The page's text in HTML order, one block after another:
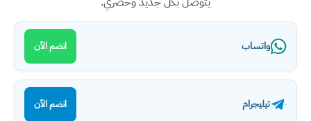
واتساب انضم الآن
تيليجرام انضم الآن